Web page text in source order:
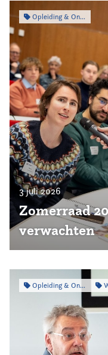
Opleiding & Ontwikkeling
3 juli 2026
Zomerraad
verwachten
Opleiding & Ontwikkeling